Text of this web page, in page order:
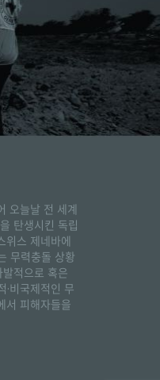
오늘날 전 세계
탄생시킨 독립
위스 제네바에
무력충돌 상황
적으로 혹은
·비국제적인 무
서 피해자들을